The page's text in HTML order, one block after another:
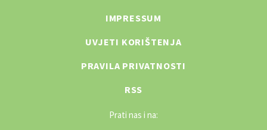
IMPRESSUM
UVJETI KORIŠTENJA
PRAVILA PRIVATNOSTI
RSS
Prati nas i na: